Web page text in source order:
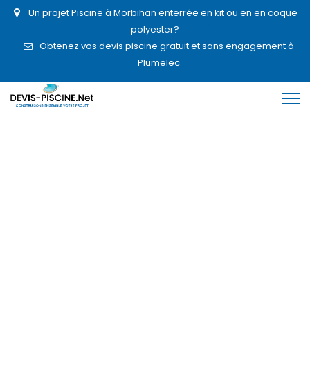
Un projet Piscine à Morbihan enterrée en kit ou en en coque
polyester?
Obtenez vos devis piscine gratuit et sans engagement à
Plumelec